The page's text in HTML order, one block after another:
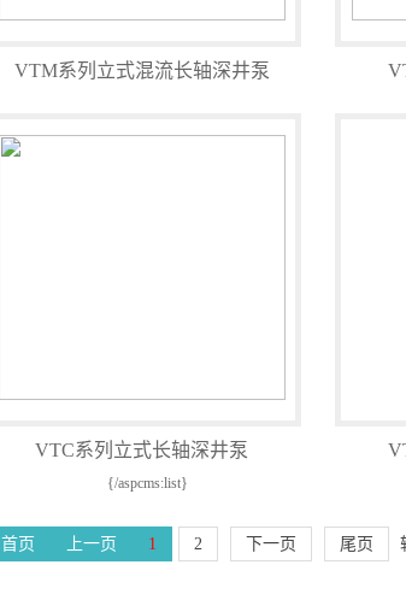
VTM系列立式混流长轴深井泵
VTC系列立式长轴深井泵
{/aspcms:list}
首页 上一页 1 2 下一页 尾页